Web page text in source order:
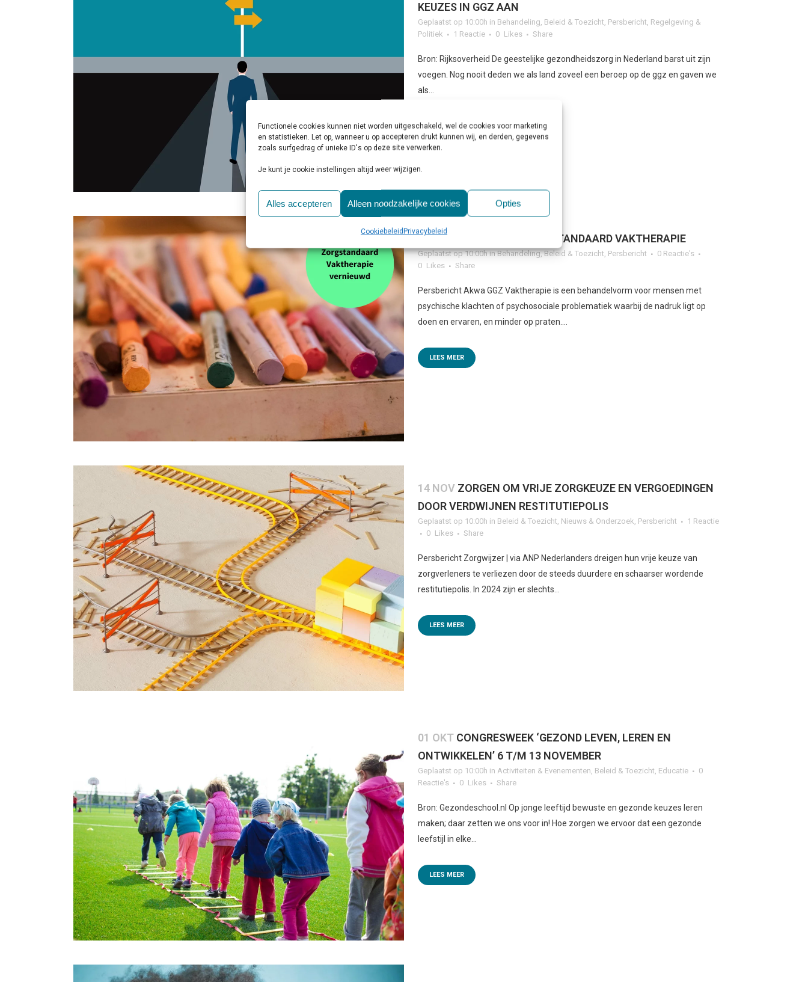
Functionele cookies kunnen niet worden uitgeschakeld, wel de cookies voor marketing
en statistieken. Let op, wanneer u op accepteren drukt kunnen wij, en derden, gegevens
zoals surfgedrag of unieke ID's op deze site verwerken.
Je kunt je cookie instellingen altijd weer wijzigen.
Alles accepteren Alleen noodzakelijke cookies Opties
Cookiebeleid Privacybeleid
KEUZES IN GGZ AAN
Geplaatst op 10:00h in Behandeling, Beleid & Toezicht, Persbericht, Regelgeving &
Politiek
1 Reactie 0 Likes Share
Bron: Rijksoverheid De geestelijke gezondheidszorg in Nederland barst uit zijn
voegen. Nog nooit deden we als land zoveel een beroep op de ggz en gaven we
als...
LEES MEER
26 FEB VERNIEUWDE ZORGSTANDAARD VAKTHERAPIE
Geplaatst op 10:00hinBehandeling,Beleid & Toezicht, Persbericht
0 Reactie's
0 Likes Share
Persbericht Akwa GGZ Vaktherapie is een behandelvorm voor mensen met
psychische klachten of psychosociale problematiek waarbij de nadruk ligt op
doen en ervaren, en minder op praten....
LEES MEER
14 NOV ZORGEN OM VRIJE ZORGKEUZE EN VERGOEDINGEN
DOOR VERDWIJNEN RESTITUTIEPOLIS
Geplaatst op 10:00h in Beleid & Toezicht, Nieuws & Onderzoek, Persbericht
1 Reactie
0 Likes Share
Persbericht Zorgwijzer | via ANP Nederlanders dreigen hun vrije keuze van
zorgverleners te verliezen door de steeds duurdere en schaarser wordende
restitutiepolis. In 2024 zijn er slechts...
LEES MEER
01 OKT CONGRESWEEK ‘GEZOND LEVEN, LEREN EN
ONTWIKKELEN’ 6 T/M 13 NOVEMBER
Geplaatst op 10:00h in Activiteiten & Evenementen, Beleid & Toezicht, Educatie
0
Reactie's
0 Likes Share
Bron: Gezondeschool.nl Op jonge leeftijd bewuste en gezonde keuzes leren
maken; daar zetten we ons voor in! Hoe zorgen we ervoor dat een gezonde
leefstijl in elke...
LEES MEER